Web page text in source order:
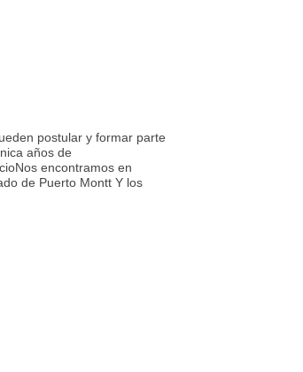
postular y formar parte
años de
encontramos en
de Puerto Montt Y los